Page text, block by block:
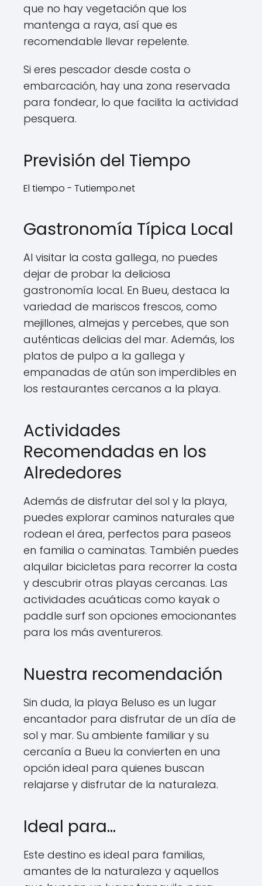
que no hay vegetación que los
mantenga a raya, así que es
recomendable llevar repelente.
Si eres pescador desde costa o
embarcación, hay una zona reservada
para fondear, lo que facilita la actividad
pesquera.
Previsión del Tiempo
El tiempo - Tutiempo.net
Gastronomía Típica Local
Al visitar la costa gallega, no puedes
dejar de probar la deliciosa
gastronomía local. En Bueu, destaca la
variedad de mariscos frescos, como
mejillones, almejas y percebes, que son
auténticas delicias del mar. Además, los
platos de pulpo a la gallega y
empanadas de atún son imperdibles en
los restaurantes cercanos a la playa.
Actividades
Recomendadas en los
Alrededores
Además de disfrutar del sol y la playa,
puedes explorar caminos naturales que
rodean el área, perfectos para paseos
en familia o caminatas. También puedes
alquilar bicicletas para recorrer la costa
y descubrir otras playas cercanas. Las
actividades acuáticas como kayak o
paddle surf son opciones emocionantes
para los más aventureros.
Nuestra recomendación
Sin duda, la playa Beluso es un lugar
encantador para disfrutar de un día de
sol y mar. Su ambiente familiar y su
cercanía a Bueu la convierten en una
opción ideal para quienes buscan
relajarse y disfrutar de la naturaleza.
Ideal para...
Este destino es ideal para familias,
amantes de la naturaleza y aquellos